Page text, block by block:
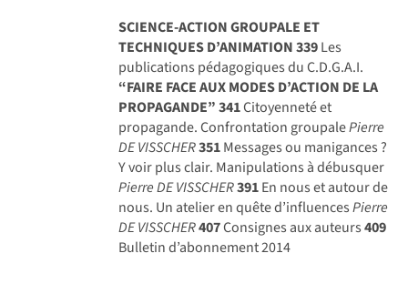
SCIENCE-ACTION GROUPALE ET
TECHNIQUES D’ANIMATION339Les
publications pédagogiques du C.D.G.A.I.
“FAIRE FACE AUX MODES D’ACTION DE LA
PROPAGANDE”341Citoyenneté et
propagande. Confrontation groupalePierre
DE VISSCHER351Messages ou manigances ?
Y voir plus clair. Manipulations à débusquer
Pierre DE VISSCHER391En nous et autour de
nous. Un atelier en quête d’influencesPierre
DE VISSCHER407Consignes aux auteurs409
Bulletin d’abonnement 2014